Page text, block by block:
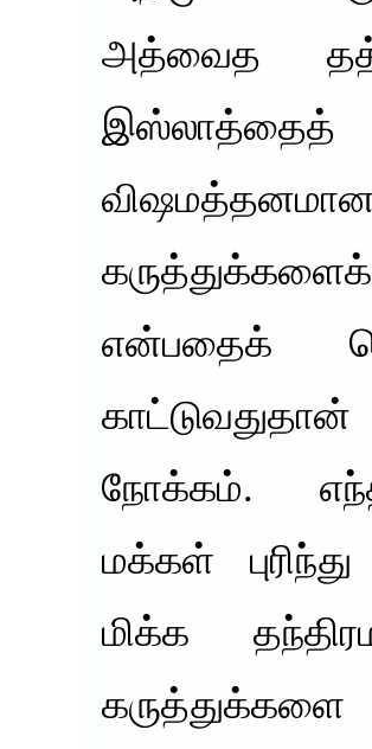
அத்வைத
என்பதைக்
நோக்கம்.
மக்கள்
மிக்க